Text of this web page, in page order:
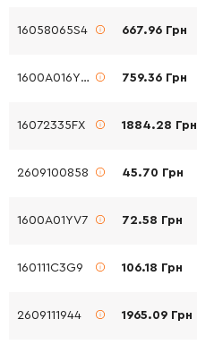
16058065S4 667.96 Грн
1600A016YW 759.36 Грн
16072335FX 1884.28 Грн
2609100858 45.70 Грн
1600A01YV7 72.58 Грн
160111C3G9 106.18 Грн
2609111944 1965.09 Грн